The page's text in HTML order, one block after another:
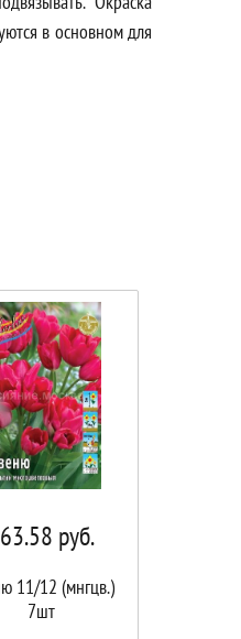
в основном для
руб.
11/12 (мнгцв.)
7шт